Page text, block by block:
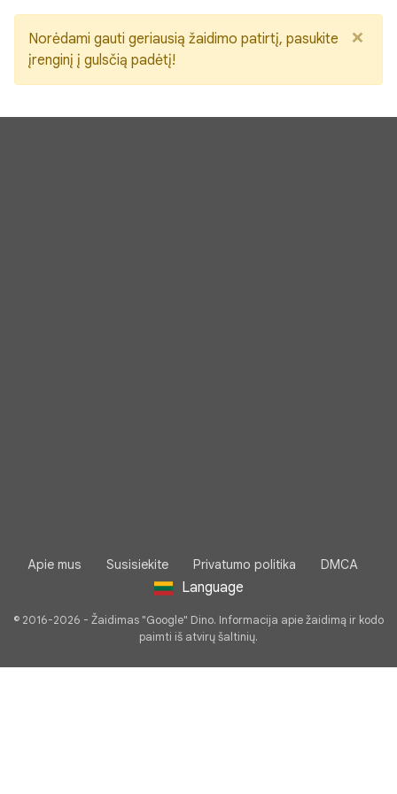
Norėdami gauti geriausią žaidimo patirtį, pasukite
įrenginį į gulsčią padėtį!
×
Apie mus Susisiekite Privatumo politika DMCA
Language
© 2016-2026 - Žaidimas "Google" Dino. Informacija apie žaidimą ir kodo
paimti iš atvirų šaltinių.